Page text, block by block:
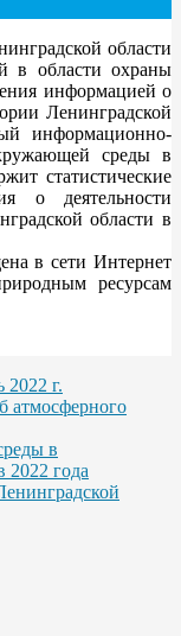
области
в области охраны
информацией о
Ленинградской
информационно-
среды в
статистические
о деятельности
области в
в сети Интернет
ресурсам
2022 г.
атмосферного
в
2022 года